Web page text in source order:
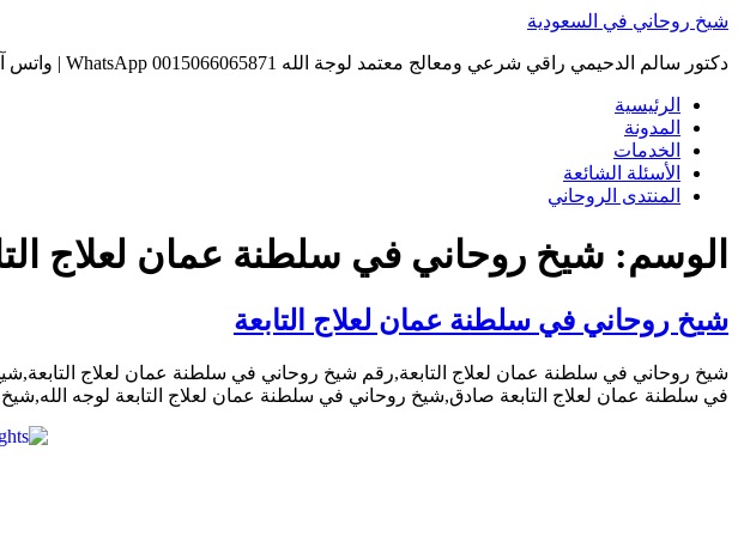
Skip
content
شيخ روحاني في السعودية
دكتور سالم الدحيمي راقي شرعي ومعالج معتمد لوجة الله 0015066065871 WhatsApp | واتس آب .
الرئيسية
المدونة
الخدمات
الأسئلة الشائعة
المنتدى الروحاني
الوسم: شيخ روحاني في سلطنة عمان لعلاج
شيخ روحاني في سلطنة عمان لعلاج التابعة
شيخ روحاني في سلطنة عمان لعلاج التابعة,رقم شيخ روحاني في سلطنة عمان لعلاج
في سلطنة عمان لعلاج التابعة صادق,شيخ روحاني في سلطنة عمان لعلاج التابعة لوجه